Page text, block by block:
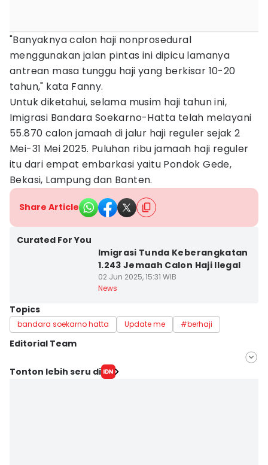
"Banyaknya calon haji nonprosedural
menggunakan jalan pintas ini dipicu lamanya
antrean masa tunggu haji yang berkisar 10-20
tahun," kata Fanny.
Untuk diketahui, selama musim haji tahun ini,
Imigrasi Bandara Soekarno-Hatta telah melayani
55.870 calon jamaah di jalur haji reguler sejak 2
Mei-31 Mei 2025. Puluhan ribu jamaah haji reguler
itu dari empat embarkasi yaitu Pondok Gede,
Bekasi, Lampung dan Banten.
Share Article
Curated For You
Imigrasi Tunda Keberangkatan
1.243 Jemaah Calon Haji Ilegal
02 Jun 2025, 15:31 WIB
News
Topics
bandara soekarno hatta Update me #berhaji
Editorial Team
Editor
Tonton lebih seru di